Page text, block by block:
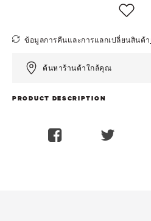
ข้อมูลการคืนและการแลกเปลี่ยนสินค้า
ค้นหาร้านค้าใกล้คุณ
PRODUCT DESCRIPTION